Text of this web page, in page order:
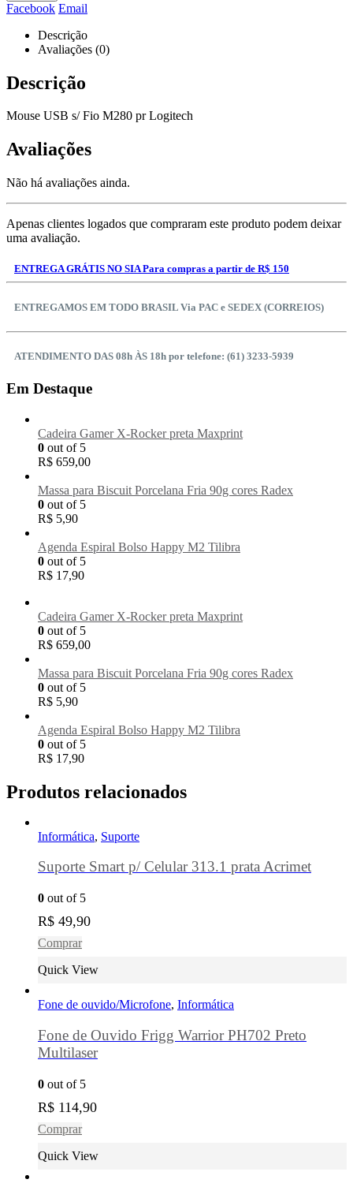
Facebook Email
Descrição
Avaliações (0)
Descrição
Mouse USB s/ Fio M280 pr Logitech
Avaliações
Não há avaliações ainda.
Apenas clientes logados que compraram este produto podem deixar
uma avaliação.
ENTREGA GRÁTIS NO SIA Para compras a partir de R$ 150
ENTREGAMOS EM TODO BRASIL Via PAC e SEDEX (CORREIOS)
ATENDIMENTO DAS 08h ÀS 18h por telefone: (61) 3233-5939
Em Destaque
Cadeira Gamer X-Rocker preta Maxprint
0 out of 5
R$ 659,00
Massa para Biscuit Porcelana Fria 90g cores Radex
0 out of 5
R$ 5,90
Agenda Espiral Bolso Happy M2 Tilibra
0 out of 5
R$ 17,90
Cadeira Gamer X-Rocker preta Maxprint
0 out of 5
R$ 659,00
Massa para Biscuit Porcelana Fria 90g cores Radex
0 out of 5
R$ 5,90
Agenda Espiral Bolso Happy M2 Tilibra
0 out of 5
R$ 17,90
Produtos relacionados
Informática, Suporte
Suporte Smart p/ Celular 313.1 prata Acrimet
0 out of 5
R$ 49,90
Comprar
Quick View
Fone de ouvido/Microfone, Informática
Fone de Ouvido Frigg Warrior PH702 Preto
Multilaser
0 out of 5
R$ 114,90
Comprar
Quick View